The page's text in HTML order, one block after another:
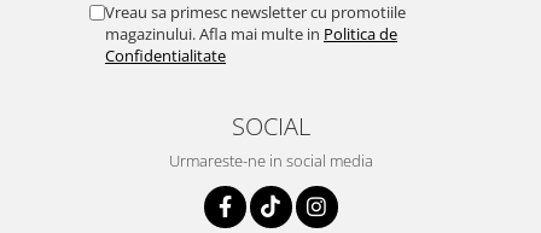
Vreau sa primesc newsletter cu promotiile
magazinului. Afla mai multe in Politica de
Confidentialitate
SOCIAL
Urmareste-ne in social media